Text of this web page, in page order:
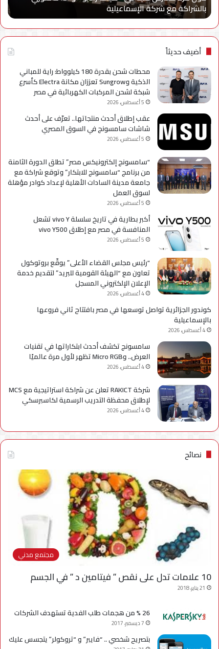
بالشراكة
مع
شركة
الإسماعيلية
بالشراكة مع شركة الإسماعيلية
A
أضيف حديثاً
محطات شحن بقدرة 180 كيلوواط: راية للمباني
الذكية وSungrow تعززان مكانة Electra كأسرع
شبكة لشحن المركبات الكهربائية في مصر
5 أغسطس، 2026
عقب إطلاق أحدث منتجاتها.. تعرّف على أحدث
شاشات سامسونج في السوق المصري
5 أغسطس، 2026
“سامسونج إلكترونيكس مصر” تطلق الدورة الثامنة
من برنامج “سامسونج للابتكار” وتوقع شراكة مع
جامعة مدينة السادات الأهلية لإعداد كوادر مؤهلة
لسوق العمل
5 أغسطس، 2026
أكبر بطارية في تاريخ سلسلة vivo Y تشعل
المنافسة في مصر مع إطلاق vivo Y500
5 أغسطس، 2026
“رئيس مجلس القضاء الأعلى” يوقّع بروتوكول
تعاون مع “الهيئة القومية للبريد” لتقديم خدمة
الإعلان الإلكتروني المسجل
4 أغسطس، 2026
كوندور الجزائرية تواصل توسعها في مصر بافتتاح ثاني فروعها
بالإسماعيلية
4 أغسطس، 2026
سامسونج تكشف أحدث ابتكاراتها في تقنيات
العرض.. وMicro RGB تظهر لأول مرة عالميًا
4 أغسطس، 2026
شركة RAKICT تعلن عن شراكة استراتيجية مع MCS
لإطلاق محفظة التدريب الرسمية لكاسبرسكي
4 أغسطس، 2026
نصائح
مجتمع مدني
10 علامات تدل على نقص ” فيتامين د ” في الجسم
21 يناير، 2018
26 % من هجمات طلب الفدية تستهدف الشركات
7 ديسمبر، 2017
بتصريح شخصي .. “فايبر” و “تروكولر” يتجسس عليك